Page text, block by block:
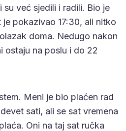
već sjedili i radili. Bio je
pokazivao 17:30, ali nitko
doma. Nedugo nakon
ostaju na poslu i do 22
Meni je bio plaćen rad
sati, ali se sat vremena
Oni na taj sat ručka